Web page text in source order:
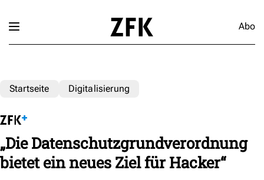
Abo
Startseite Digitalisierung
„Die Datenschutzgrundverordnung
bietet ein neues Ziel für Hacker“